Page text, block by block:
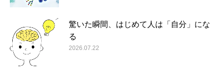
驚いた瞬間、はじめて人は「自分」にな
る
2026.07.22